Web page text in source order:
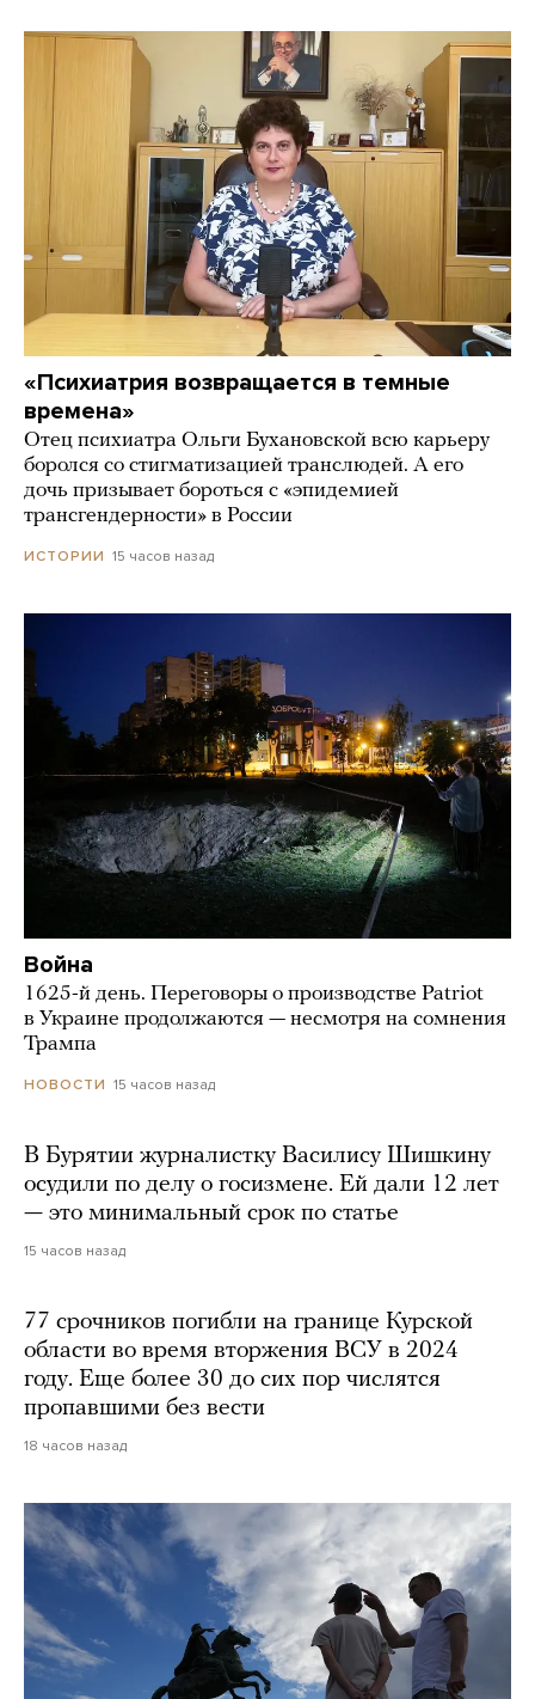
«Психиатрия возвращается в темные
времена»
Отец психиатра Ольги Бухановской всю карьеру
боролся со стигматизацией транслюдей. А его
дочь призывает бороться с «эпидемией
трансгендерности» в России
ИСТОРИИ 15 часов назад
Война
1625-й день. Переговоры о производстве Patriot
в Украине продолжаются — несмотря на сомнения
Трампа
НОВОСТИ 15 часов назад
В Бурятии журналистку Василису Шишкину
осудили по делу о госизмене. Ей дали 12 лет
— это минимальный срок по статье
15 часов назад
77 срочников погибли на границе Курской
области во время вторжения ВСУ в 2024
году. Еще более 30 до сих пор числятся
пропавшими без вести
18 часов назад